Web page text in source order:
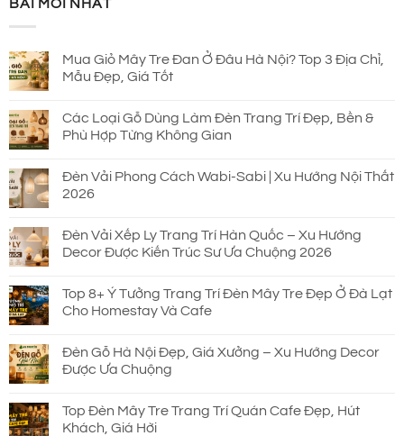
BÀI MỚI NHẤT
Mua Giỏ Mây Tre Đan Ở Đâu Hà Nội? Top 3 Địa Chỉ,
Mẫu Đẹp, Giá Tốt
Các Loại Gỗ Dùng Làm Đèn Trang Trí Đẹp, Bền &
Phù Hợp Từng Không Gian
Đèn Vải Phong Cách Wabi-Sabi | Xu Hướng Nội Thất
2026
Đèn Vải Xếp Ly Trang Trí Hàn Quốc – Xu Hướng
Decor Được Kiến Trúc Sư Ưa Chuộng 2026
Top 8+ Ý Tưởng Trang Trí Đèn Mây Tre Đẹp Ở Đà Lạt
Cho Homestay Và Cafe
Đèn Gỗ Hà Nội Đẹp, Giá Xưởng – Xu Hướng Decor
Được Ưa Chuộng
Top Đèn Mây Tre Trang Trí Quán Cafe Đẹp, Hút
Khách, Giá Hời